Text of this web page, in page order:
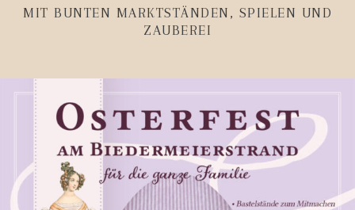
MIT BUNTEN MARKTSTÄNDEN, SPIELEN UND
ZAUBEREI